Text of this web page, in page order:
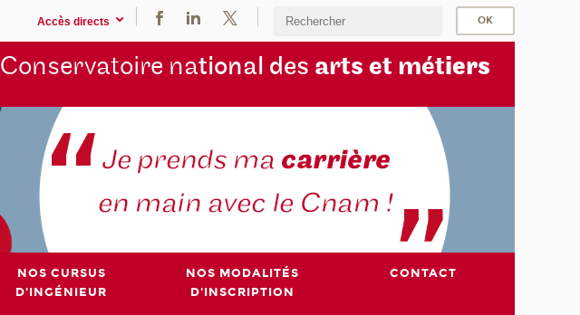
Accès directs
Conservatoire national des arts et métiers
NOS CURSUS
D'INGÉNIEUR
NOS MODALITÉS
D'INSCRIPTION
CONTACT